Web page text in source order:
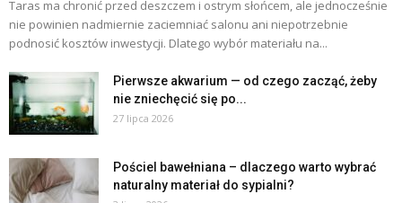
Taras ma chronić przed deszczem i ostrym słońcem, ale jednocześnie
nie powinien nadmiernie zaciemniać salonu ani niepotrzebnie
podnosić kosztów inwestycji. Dlatego wybór materiału na...
Pierwsze akwarium — od czego zacząć, żeby
nie zniechęcić się po...
27 lipca 2026
Pościel bawełniana – dlaczego warto wybrać
naturalny materiał do sypialni?